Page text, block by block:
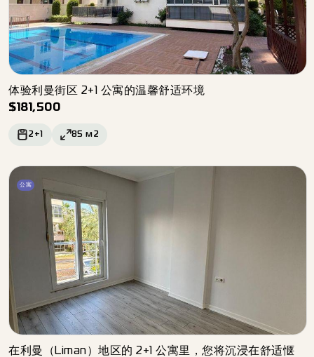
体验利曼街区 2+1 公寓的温馨舒适环境
$ 181,500
2+1 85 м2
公寓
在利曼（Liman）地区的 2+1 公寓里，您将沉浸在舒适惬